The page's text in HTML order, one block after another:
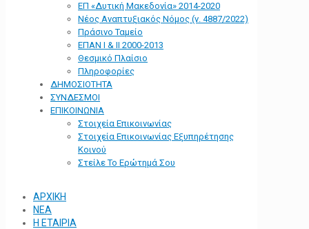
ΕΠ «Δυτική Μακεδονία» 2014-2020
Νέος Αναπτυξιακός Νόμος (ν. 4887/2022)
Πράσινο Ταμείο
ΕΠΑΝ Ι & ΙΙ 2000-2013
Θεσμικό Πλαίσιο
Πληροφορίες
ΔΗΜΟΣΙΟΤΗΤΑ
ΣΥΝΔΕΣΜΟΙ
ΕΠΙΚΟΙΝΩΝΙΑ
Στοιχεία Επικοινωνίας
Στοιχεία Επικοινωνίας Εξυπηρέτησης
Κοινού
Στείλε Το Ερώτημά Σου
ΑΡΧΙΚΗ
ΝΕΑ
Η ΕΤΑΙΡΙΑ